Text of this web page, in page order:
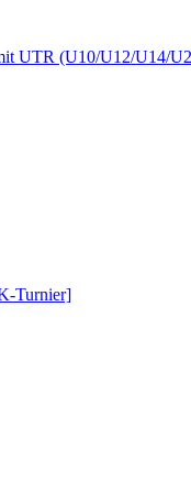
UTR (U10/U12/U14/
Turnier]